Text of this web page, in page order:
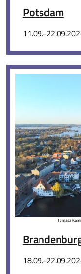
Potsdam
11.09.-
Tomasz
18.09.-